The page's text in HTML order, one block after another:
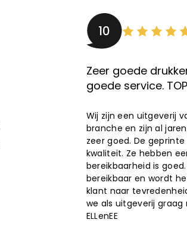
10
Zeer goede
goede service. TOP
Wij zijn een uitgeverij
branche en zijn al
zeer goed. De
kwaliteit. Ze hebben
bereikbaarheid is
bereikbaar en wordt
klant naar
we als uitgeverij graag
ELLenEE